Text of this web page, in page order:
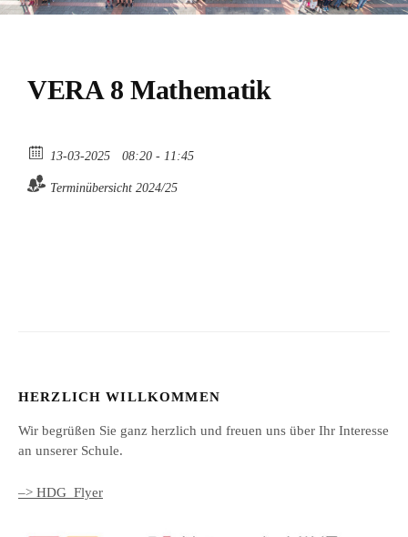
VERA 8 Mathematik
13-03-2025 08:20 - 11:45
Terminübersicht 2024/25
HERZLICH WILLKOMMEN
Wir begrüßen Sie ganz herzlich und freuen uns über Ihr Interesse
an unserer Schule.
–> HDG_Flyer